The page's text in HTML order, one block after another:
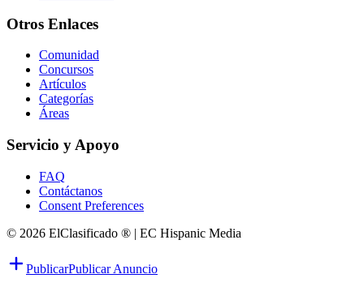
Otros Enlaces
Comunidad
Concursos
Artículos
Categorías
Áreas
Servicio y Apoyo
FAQ
Contáctanos
Consent Preferences
© 2026 ElClasificado ® | EC Hispanic Media
PublicarPublicar Anuncio